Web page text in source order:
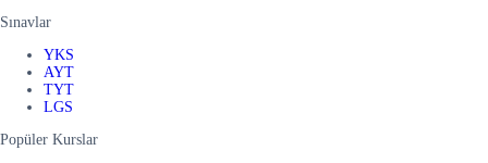
Sınavlar
YKS
AYT
TYT
LGS
Popüler Kurslar